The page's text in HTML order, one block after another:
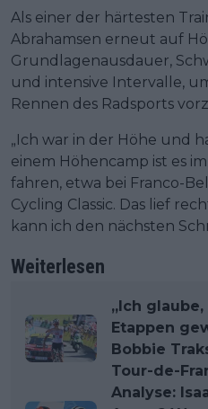
Als einer der härtesten
Abrahamsen erneut auf
Grundlagenausdauer,
und intensive Intervalle,
Rennen des Radsports
„Ich war in der Höhe und
einem Höhencamp ist es
fahren, etwa bei Franco-
Cycling Classic. Das lief
kann ich den nächsten
Weiterlesen
„Ich
Etappen
Bobbie
Tour-de-
Analyse: